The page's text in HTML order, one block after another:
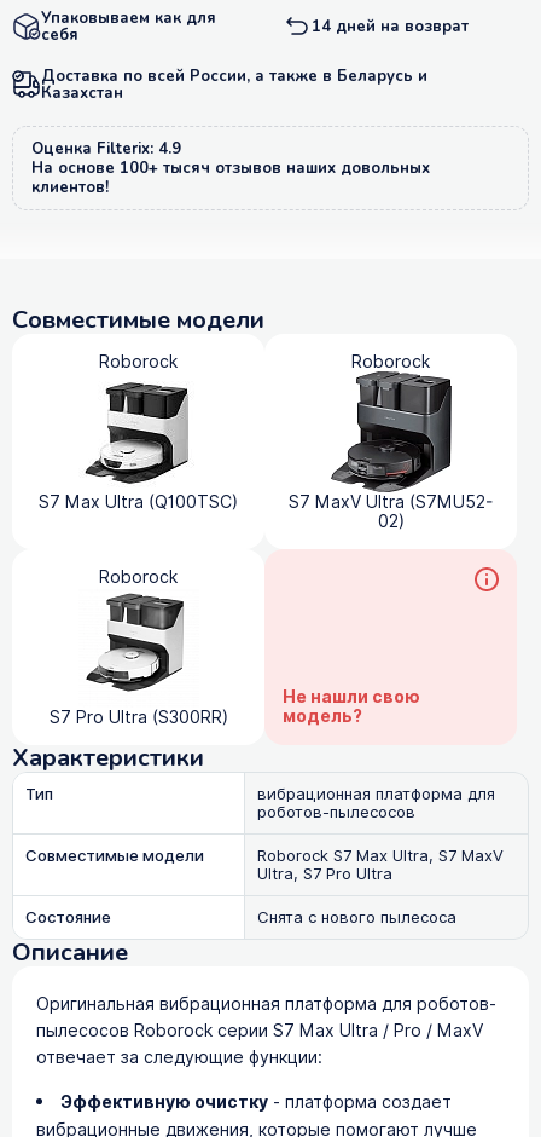
Упаковываем как для
себя 14 дней на возврат
Доставка по всей России, а также в Беларусь и
Казахстан
Оценка Filterix: 4.9
На основе 100+ тысяч отзывов наших довольных
клиентов!
Совместимые модели
Roborock
S7 Max Ultra (Q100TSC)
Roborock
S7 MaxV Ultra (S7MU52-
02)
Roborock
S7 Pro Ultra (S300RR)
Не нашли свою
модель?
Характеристики
Тип вибрационная платформа для
роботов-пылесосов
Совместимые модели
Roborock S7 Max Ultra, S7 MaxV
Ultra, S7 Pro Ultra
Состояние
Снята с нового пылесоса
Описание
Оригинальная вибрационная платформа для роботов-
пылесосов Roborock серии S7 Max Ultra / Pro / MaxV
отвечает за следующие функции:
Эффективную очистку - платформа создает
вибрационные движения, которые помогают лучше